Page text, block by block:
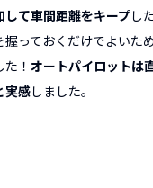
て車間距離をキープし
っておくだけでよいた
！ オートパイロットは
実感しました。